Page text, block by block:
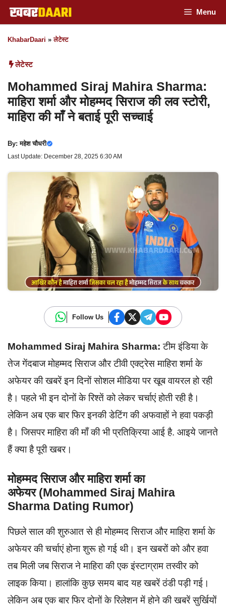
Skip
to
content
Menu
KhabarDaari »लेटेस्ट
लेटेस्ट
Mohammed Siraj Mahira Sharma:
माहिरा शर्मा और मोहम्मद सिराज की लव स्टोरी,
माहिरा की माँ ने बताई पूरी सच्चाई
By:महेश चौधरी
Last Update: December 28, 2025 6:30 AM
Follow Us
Mohammed Siraj Mahira Sharma: टीम इंडिया के
तेज गेंदबाज मोहम्मद सिराज और टीवी एक्ट्रेस माहिरा शर्मा के
अफेयर की खबरें इन दिनों सोशल मीडिया पर खूब वायरल हो रही
है। पहले भी इन दोनों के रिश्तें को लेकर चर्चाएं होती रही है।
लेकिन अब एक बार फिर इनकी डेटिंग की अफवाहों ने हवा पकड़ी
है। जिसपर माहिरा की माँ की भी प्रतिक्रिया आई है. आइये जानते
हैं क्या है पूरी खबर।
मोहम्मद सिराज और माहिरा शर्मा का
अफेयर (Mohammed Siraj Mahira
Sharma Dating Rumor)
पिछले साल की शुरुआत से ही मोहम्मद सिराज और माहिरा शर्मा के
अफेयर की चर्चाएं होना शुरू हो गई थी। इन खबरों को और हवा
तब मिली जब सिराज ने माहिरा की एक इंस्टाग्राम तस्वीर को
लाइक किया। हालांकि कुछ समय बाद यह खबरें ठंडी पड़ी गई।
लेकिन अब एक बार फिर दोनों के रिलेशन में होने की खबरें सुर्खियों